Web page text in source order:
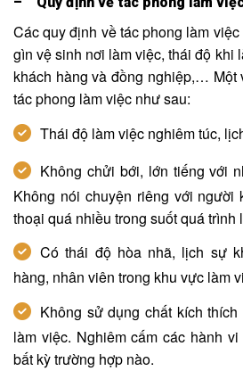
Các quy định về tác phong làm
gìn vệ sinh nơi làm việc, thái độ khi
khách hàng và đồng nghiệp,… Một
tác phong làm việc như sau:
Thái độ làm việc nghiêm túc,
Không chửi bới, lớn tiếng với
Không nói chuyện riêng với người
thoại quá nhiều trong suốt quá trình
Có thái độ hòa nhã, lịch sự
hàng, nhân viên trong khu vực làm
Không sử dụng chất kích
làm việc. Nghiêm cấm các hành
bất kỳ trường hợp nào.